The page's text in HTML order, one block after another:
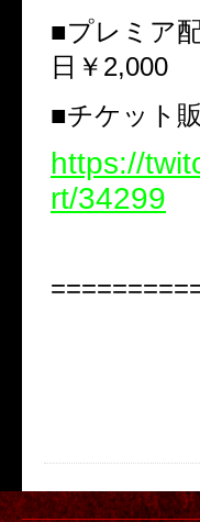
■プレミア
日￥2,000
■チケット
https://
rt/34299